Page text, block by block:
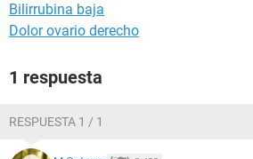
Bilirrubina baja
Dolor ovario derecho
1 respuesta
RESPUESTA 1 / 1